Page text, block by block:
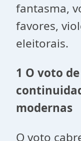
fantasma,
favores,
eleitorais.
1 O voto
modernas
O voto